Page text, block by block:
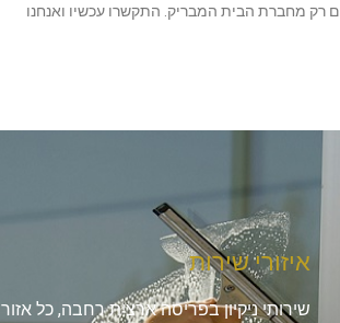
רק מחברת הבית המבריק. התקשרו עכשיו ואנחנו
איזורי שירות
שירותי ניקיון בפריסה ארצית רחבה, כל אזור